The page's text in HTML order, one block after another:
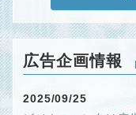
広告企画情報
2025/09/25